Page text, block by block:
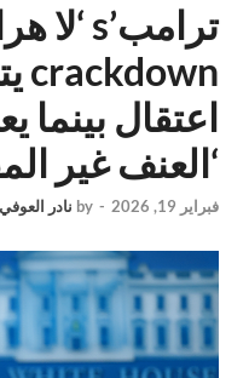
‘العنف غير
فبراير 19, 2026 -
by نادر العوفي